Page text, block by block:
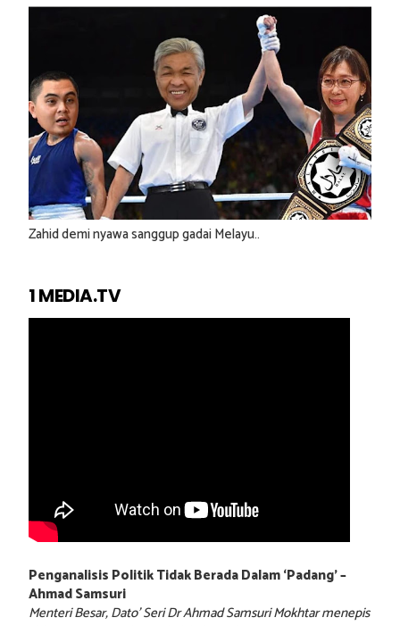
Zahid demi nyawa sanggup gadai Melayu..
1 MEDIA.TV
Penganalisis Politik Tidak Berada Dalam ‘Padang’ –
Ahmad Samsuri
Menteri Besar, Dato’ Seri Dr Ahmad Samsuri Mokhtar menepis